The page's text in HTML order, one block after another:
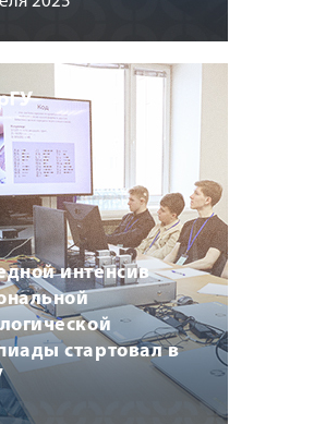
интенсив
стартовал в